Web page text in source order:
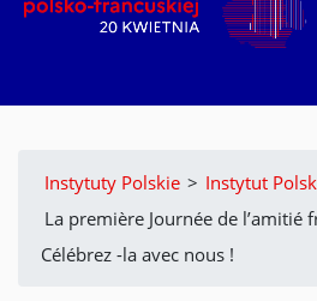
Instytuty Polskie > Instytut
La première Journée de l’amitié
Célébrez -la avec nous !